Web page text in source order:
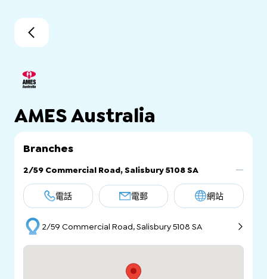
AMES Australia
Branches
2/59 Commercial Road, Salisbury 5108 SA
電話 電郵 網站
2/59 Commercial Road, Salisbury 5108 SA